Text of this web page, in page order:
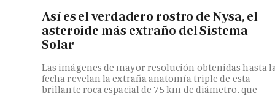
Así es el verdadero rostro de Nysa, el
asteroide más extraño del Sistema
Solar
Las imágenes de mayor resolución obtenidas hasta
fecha revelan la extraña anatomía triple de esta
brillante roca espacial de 75 km de diámetro, que